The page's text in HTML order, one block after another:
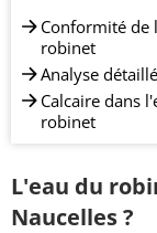
Conformité de
robinet
Analyse
Calcaire dans
robinet
L'eau du
Naucelles ?